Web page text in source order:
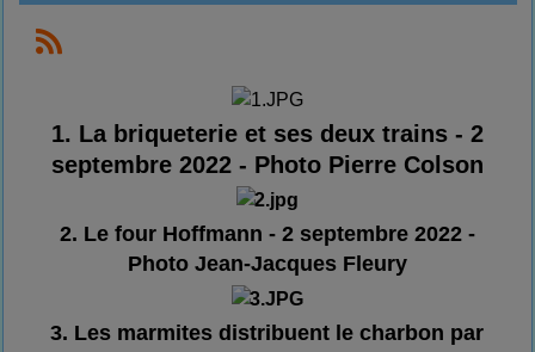
1. La briqueterie et ses deux trains - 2
septembre 2022 - Photo Pierre Colson
2. Le four Hoffmann - 2 septembre 2022 -
Photo Jean-Jacques Fleury
3. Les marmites distribuent le charbon par